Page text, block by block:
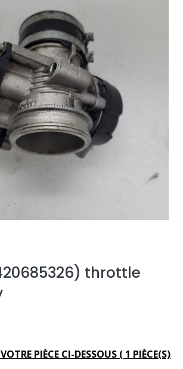
throttle
PIÈCE CI-DESSOUS ( 1 PIÈCE(S)